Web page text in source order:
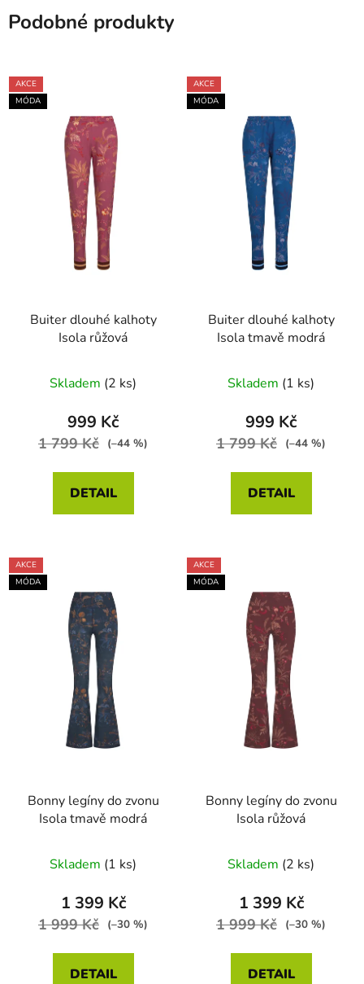
Podobné produkty
AKCE
MÓDA
Buiter dlouhé kalhoty
Isola růžová
Skladem (2 ks)
999 Kč
1 799 Kč (–44 %)
DETAIL
AKCE
MÓDA
Buiter dlouhé kalhoty
Isola tmavě modrá
Skladem (1 ks)
999 Kč
1 799 Kč (–44 %)
DETAIL
AKCE
MÓDA
Bonny legíny do zvonu
Isola tmavě modrá
Skladem (1 ks)
1 399 Kč
1 999 Kč (–30 %)
DETAIL
AKCE
MÓDA
Bonny legíny do zvonu
Isola růžová
Skladem (2 ks)
1 399 Kč
1 999 Kč (–30 %)
DETAIL